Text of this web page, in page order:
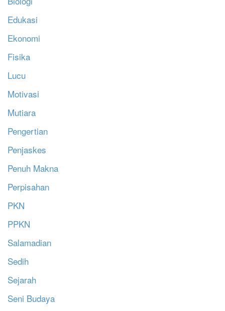
Edukasi
Ekonomi
Fisika
Lucu
Motivasi
Mutiara
Pengertian
Penjaskes
Penuh Makna
Perpisahan
PKN
PPKN
Salamadian
Sedih
Sejarah
Seni Budaya